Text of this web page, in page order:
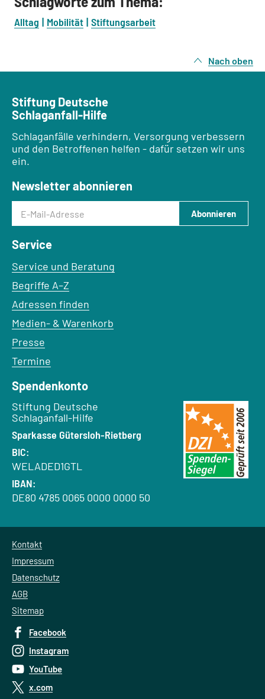
Alltag Mobilität Stiftungsarbeit
Nach oben
Stiftung Deutsche
Schlaganfall-Hilfe
Schlaganfälle verhindern, Versorgung verbessern
und den Betroffenen helfen - dafür setzen wir uns
ein.
Newsletter abonnieren
E-Mail-Adresse
Abonnieren
Service
Service und Beratung
Begriffe A–Z
Adressen finden
Medien- & Warenkorb
Presse
Termine
Spendenkonto
Empfänger:
Stiftung Deutsche
Schlaganfall-Hilfe
Bank:
Sparkasse Gütersloh-Rietberg
BIC:
WELADED1GTL
IBAN:
DE80 4785 0065 0000 0000 50
Kontakt
Impressum
Datenschutz
AGB
Sitemap
Facebook
Instagram
YouTube
x.com